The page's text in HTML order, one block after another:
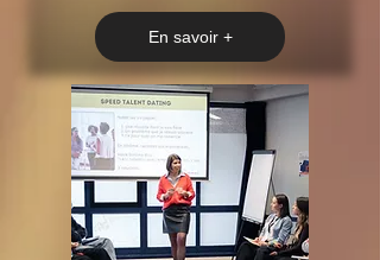
En savoir +